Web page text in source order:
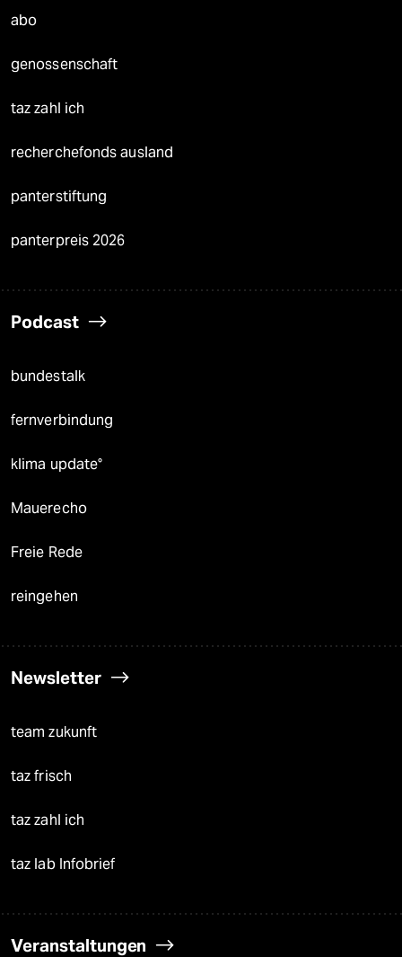
abo
genossenschaft
taz zahl ich
recherchefonds ausland
panterstiftung
panterpreis 2026
Podcast
bundestalk
fernverbindung
klima update°
Mauerecho
Freie Rede
reingehen
Newsletter
team zukunft
taz frisch
taz zahl ich
taz lab Infobrief
Veranstaltungen